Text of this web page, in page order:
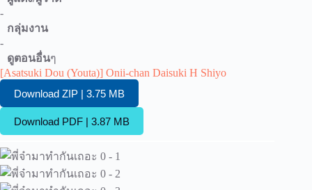
-
กลุ่มงาน
-
ดูตอนอื่นๆ
[Asatsuki Dou (Youta)] Onii-chan Daisuki H Shiyo
Download ZIP | 3.75 MB
Download PDF | 3.87 MB